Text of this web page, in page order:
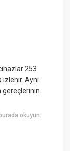
253
Aynı
gereçlerinin
okuyun: